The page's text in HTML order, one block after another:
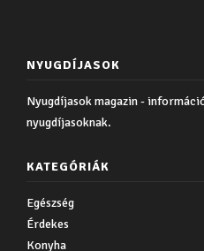
NYUGDÍJASOK
Nyugdíjasok magazin -
nyugdíjasoknak.
KATEGÓRIÁK
Egészség
Érdekes
Konyha